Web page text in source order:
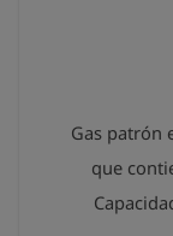
Gas patrón
que